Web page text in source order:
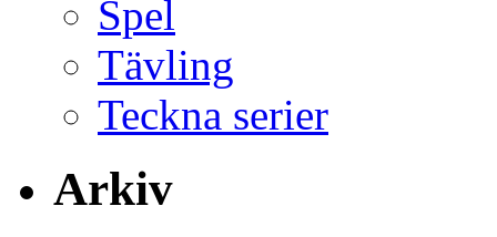
Spel
Tävling
Teckna serier
Arkiv